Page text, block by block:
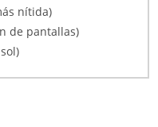
nítida)
de pantallas)